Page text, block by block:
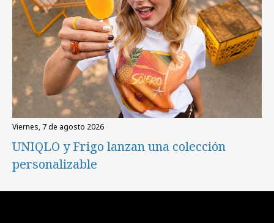
viernes, 7 de agosto 2026
UNIQLO y Frigo lanzan una colección
personalizable